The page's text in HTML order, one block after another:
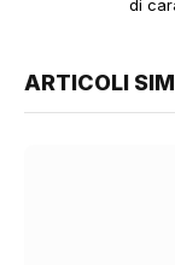
di
ARTICOLI